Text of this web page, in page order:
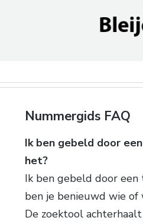
Nummergids FAQ
Ik ben gebeld door
het?
Ik ben gebeld door
ben je benieuwd wie
De zoektool